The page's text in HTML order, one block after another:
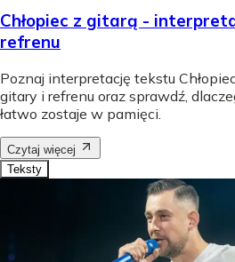
Chłopiec z gitarą -
refrenu
Poznaj interpretację tekstu
gitary i refrenu oraz sprawdź,
łatwo zostaje w pamięci.
Czytaj więcej
Teksty